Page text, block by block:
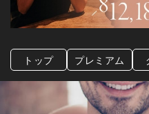
トップ プレミアム